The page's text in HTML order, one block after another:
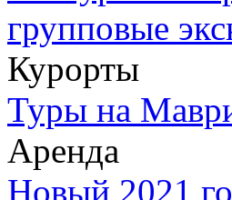
групповые
Курорты
Туры на
Аренда
Новый 2021